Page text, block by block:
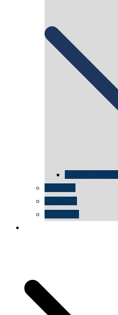
für WDR
LinkedIn
YouTube
wikipedia